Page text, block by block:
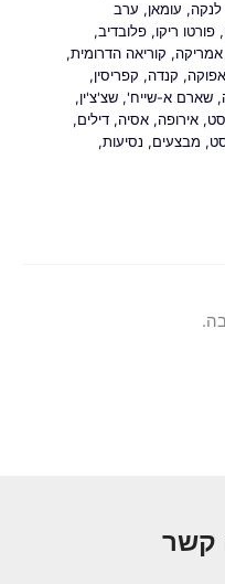
לנקה, עומאן, ערב
,פורטו ריקו,פלובדיב,
אמריקה, קוריאה הדרומית,
, קנדה, קפריסין,
,שארם א-שייח',שצ'צ'ין,
,אירופה,אסיה,דילים,
, מבצעים, נסיעות,
קשר